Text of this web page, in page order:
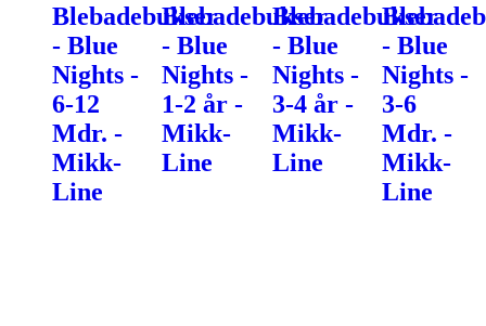
Blebadebukser
- Blue
Nights -
6-12
Mdr. -
Mikk-
Line
Blebadebukser
- Blue
Nights -
1-2 år -
Mikk-
Line
Blebadebukser
- Blue
Nights -
3-4 år -
Mikk-
Line
- Blue
Nights -
3-6
Mdr. -
Mikk-
Line